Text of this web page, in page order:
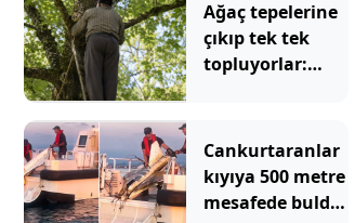
Ağaç tepelerine
çıkıp tek tek
topluyorlar:
dayanacak
Cankurtaranlar
kıyıya 500 metre
mesafede buldu!